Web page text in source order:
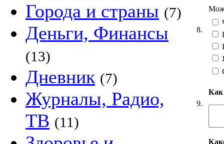
Города и страны (7)
Деньги, Финансы
(13)
Дневник (7)
Журналы, Радио,
ТВ (11)
8.
9.
Как